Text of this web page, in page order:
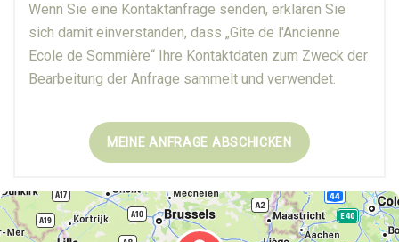
Wenn Sie eine Kontaktanfrage senden, erklären Sie
sich damit einverstanden, dass „Gîte de l'Ancienne
Ecole de Sommière“ Ihre Kontaktdaten zum Zweck der
Bearbeitung der Anfrage sammelt und verwendet.